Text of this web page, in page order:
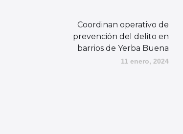
Coordinan operativo de
prevención del delito en
barrios de Yerba Buena
11 enero, 2024